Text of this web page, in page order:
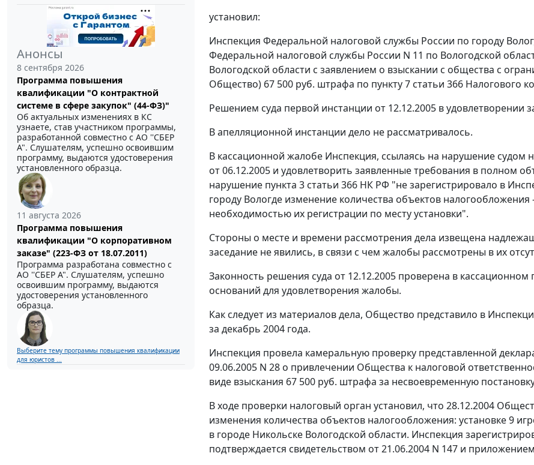
Анонсы
8 сентября 2026
Программа повышения
квалификации "О контрактной
системе в сфере закупок" (44-ФЗ)"
Об актуальных изменениях в КС
узнаете, став участником программы,
разработанной совместно с АО ''СБЕР
А". Слушателям, успешно освоившим
программу, выдаются удостоверения
установленного образца.
11 августа 2026
Программа повышения
квалификации "О корпоративном
заказе" (223-ФЗ от 18.07.2011)
Программа разработана совместно с
АО ''СБЕР А". Слушателям, успешно
освоившим программу, выдаются
удостоверения установленного
образца.
Выберите тему программы повышения квалификации
для юристов ...
установил:
Инспекция Федеральной налоговой службы России по городу
Федеральной налоговой службы России N 11 по Вологодской
Вологодской области с заявлением о взыскании с общества с
Общество) 67 500 руб. штрафа по пункту 7 статьи 366 Налогового
Решением суда первой инстанции от 12.12.2005 в удовлетворении
В апелляционной инстанции дело не рассматривалось.
В кассационной жалобе Инспекция, ссылаясь на нарушение
от 06.12.2005 и удовлетворить заявленные требования в
нарушение пункта 3 статьи 366 НК РФ "не зарегистрировало в
городу Вологде изменение количества объектов
необходимостью их регистрации по месту установки".
Стороны о месте и времени рассмотрения дела извещена
заседание не явились, в связи с чем жалобы рассмотрены в их
Законность решения суда от 12.12.2005 проверена в
оснований для удовлетворения жалобы.
Как следует из материалов дела, Общество представило в
за декабрь 2004 года.
Инспекция провела камеральную проверку представленной
09.06.2005 N 28 о привлечении Общества к налоговой
виде взыскания 67 500 руб. штрафа за несвоевременную
В ходе проверки налоговый орган установил, что 28.12.2004
изменения количества объектов налогообложения: установке 9
в городе Никольске Вологодской области. Инспекция
подтверждается свидетельством от 21.06.2004 N 147 и